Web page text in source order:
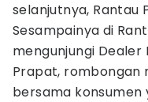
selanjutnya, Rantau
Sesampainya di
mengunjungi Dealer
Prapat, rombongan
bersama konsumen